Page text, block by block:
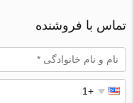
تماس با فروشنده